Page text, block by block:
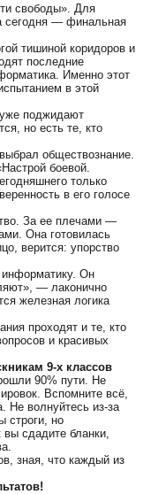
свободы». Для
сегодня — финальная
тишиной коридоров и
последние
Именно этот
в этой
уже поджидают
но есть те, кто
выбрал обществознание.
боевой.
только
в его голосе
За ее плечами —
Она готовилась
верится: упорство
информатику. Он
— лаконично
железная логика
проходят и те, кто
и красивых
9-х классов
90% пути. Не
Вспомните всё,
Не волнуйтесь из-за
строги, но
сдадите бланки,
зная, что каждый из